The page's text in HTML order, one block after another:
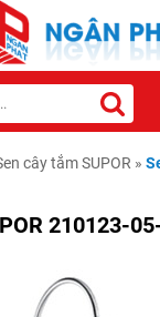
cây tắm SUPOR »
210123-